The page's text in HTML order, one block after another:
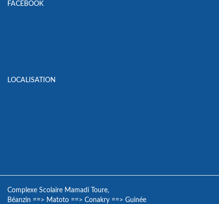
FACEBOOK
LOCALISATION
Complexe Scolaire Mamadi Toure,
Béanzin ==> Matoto ==> Conakry ==> Guinée